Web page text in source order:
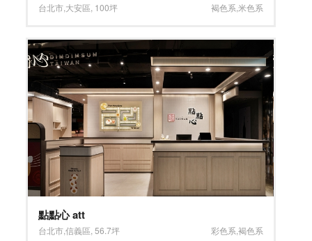
台北市 大安區 100坪 褐色系 米色系
點點心 att
台北市,信義區 ,56.7坪 彩色系 褐色系